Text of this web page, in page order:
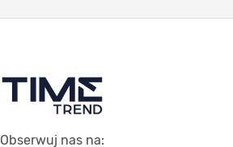
Obserwuj nas na: